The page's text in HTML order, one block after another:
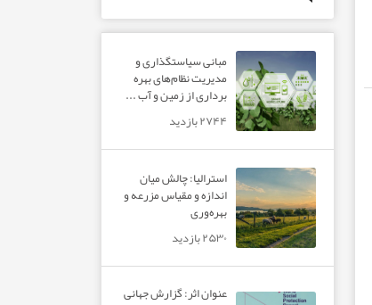
مبانی سیاستگذاری و
مدیریت نظام‌های بهره‌
برداری از زمین و آب ...
۲۷۴۴ بازدید
استرالیا: چالش میان
اندازه و مقیاس مزرعه و
بهره‌وری
۲۵۳۰ بازدید
عنوان اثر: گزارش جهانی